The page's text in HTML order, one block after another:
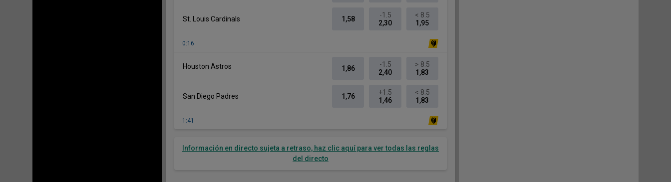
St. Louis Cardinals 1,58
-1.5
2,30
< 8.5
1,95
0:16
Houston Astros 1,86
-1.5
2,40
> 8.5
1,83
San Diego Padres 1,76
+1.5
1,46
< 8.5
1,83
1:41
Información en directo sujeta a retraso, haz clic aquí para ver todas las reglas
del directo